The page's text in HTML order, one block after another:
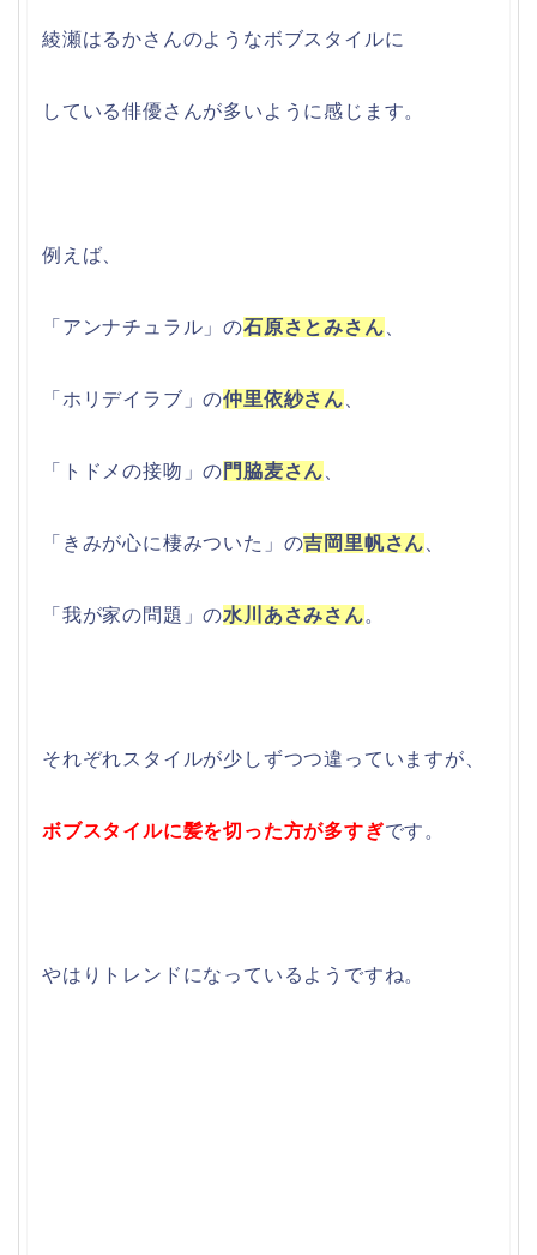
綾瀬はるかさんのようなボブスタイルに
している俳優さんが多いように感じます。
例えば、
「アンナチュラル」の石原さとみさん
「ホリデイラブ」の仲里依紗さん
「トドメの接吻」の 門脇麦さん
「きみが心に棲みついた」の吉岡里帆さん
「我が家の問題」の水川あさみさん。
それぞれスタイルが少しずつつ違っていますが、
ボブスタイルに髪を切った方が多すぎです。
やはりトレンドになっているようですね。